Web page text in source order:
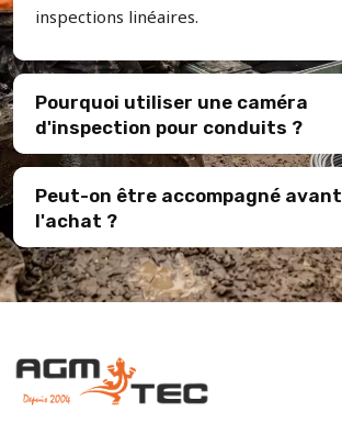
inspections linéaires.
Pourquoi utiliser une caméra
d'inspection pour conduits ?
Peut-on être accompagné avant
l'achat ?